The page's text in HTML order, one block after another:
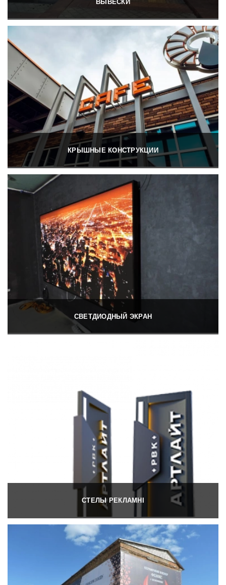
ВЫВЕСКИ
КРЫШНЫЕ КОНСТРУКЦИИ
СВЕТДИОДНЫЙ ЭКРАН
СТЕЛЫ РЕКЛАМНІ